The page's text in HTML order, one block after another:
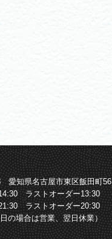
愛知県名古屋市東区飯田町56
ラストオーダー13:30
ラストオーダー20:30
の場合は営業、翌日休業）